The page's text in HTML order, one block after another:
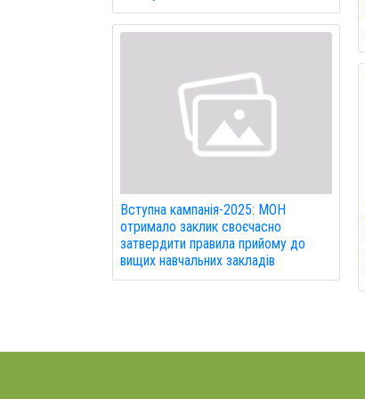
Вступна кампанія-2025: МОН
отримало заклик своєчасно
затвердити правила прийому до
вищих навчальних закладів